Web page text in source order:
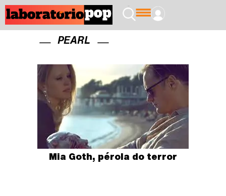
PEARL
Mia Goth, pérola do terror